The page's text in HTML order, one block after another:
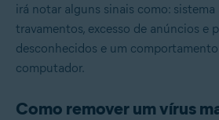
irá notar alguns sinais como:
travamentos, excesso de anúncios e
desconhecidos e um
computador.
Como remover um vírus